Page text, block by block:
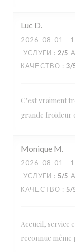
Luc D
2026-08-01 -
УСЛУГИ : 2/5
КАЧЕСТВО : 3/
C’est vraiment
grande froideur
Monique M
2026-08-01 -
УСЛУГИ : 5/5
КАЧЕСТВО : 5/
Accueil, service
reconnue même